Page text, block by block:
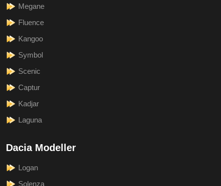
Megane
Fluence
Kangoo
Symbol
Scenic
Captur
Kadjar
Laguna
Dacia Modeller
Logan
Solenza